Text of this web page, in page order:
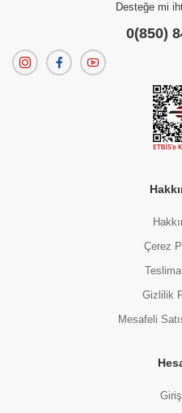
Desteğe mi
0(850)
Çerez
Gizlilik
Mesafeli